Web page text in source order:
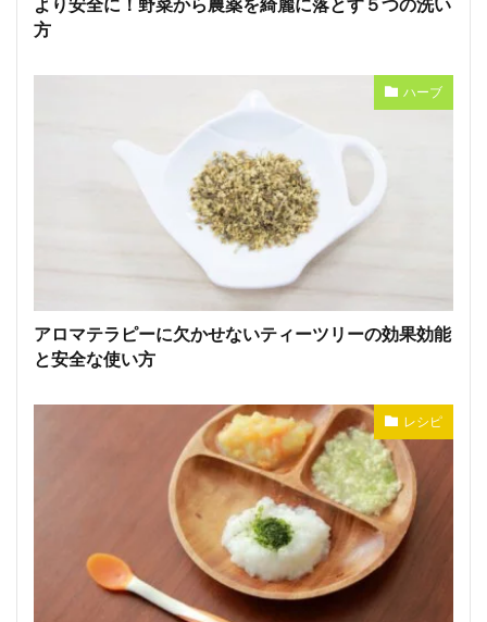
方
ハーブ
アロマテラピーに欠かせないティーツリーの効果効能
と安全な使い方
レシピ